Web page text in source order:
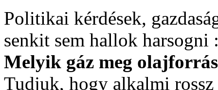
Politikai kérdések,
senkit sem hallok harsogni
Melyik gáz meg
Tudjuk, hogy alkalmi